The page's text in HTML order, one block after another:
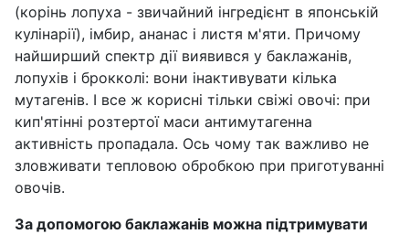
(корінь лопуха - звичайний інгредієнт в японській
кулінарії), імбир, ананас і листя м'яти. Причому
найширший спектр дії виявився у баклажанів,
лопухів і брокколі: вони інактивувати кілька
мутагенів. І все ж корисні тільки свіжі овочі: при
кип'ятінні розтертої маси антимутагенна
активність пропадала. Ось чому так важливо не
зловживати тепловою обробкою при приготуванні
овочів.
За допомогою баклажанів можна підтримувати